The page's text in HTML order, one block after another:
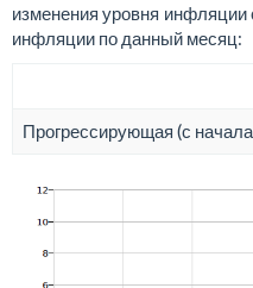
изменения уровня инфляции
инфляции по данный месяц:
Прогрессирующая (с начала